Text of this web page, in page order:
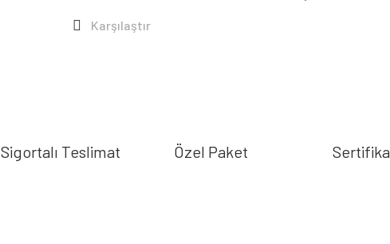
Karşılaştır
Sigortalı Teslimat Özel Paket Sertifika